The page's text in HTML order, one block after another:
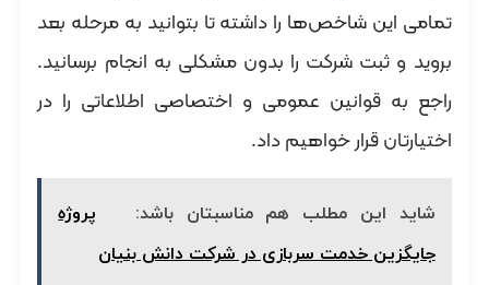
تمامی این شاخص‌ها را داشته تا بتوانید به مرحله بعد
بروید و ثبت شرکت را بدون مشکلی به انجام برسانید.
راجع به قوانین عمومی و اختصاصی اطلاعاتی را در
اختیارتان قرار خواهیم داد.
شاید این مطلب هم مناسبتان باشد:
پروژه
جایگزین خدمت سربازی در شرکت دانش بنیان